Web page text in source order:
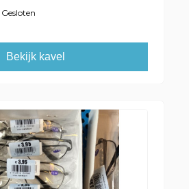
Gesloten
Bekijk kavel